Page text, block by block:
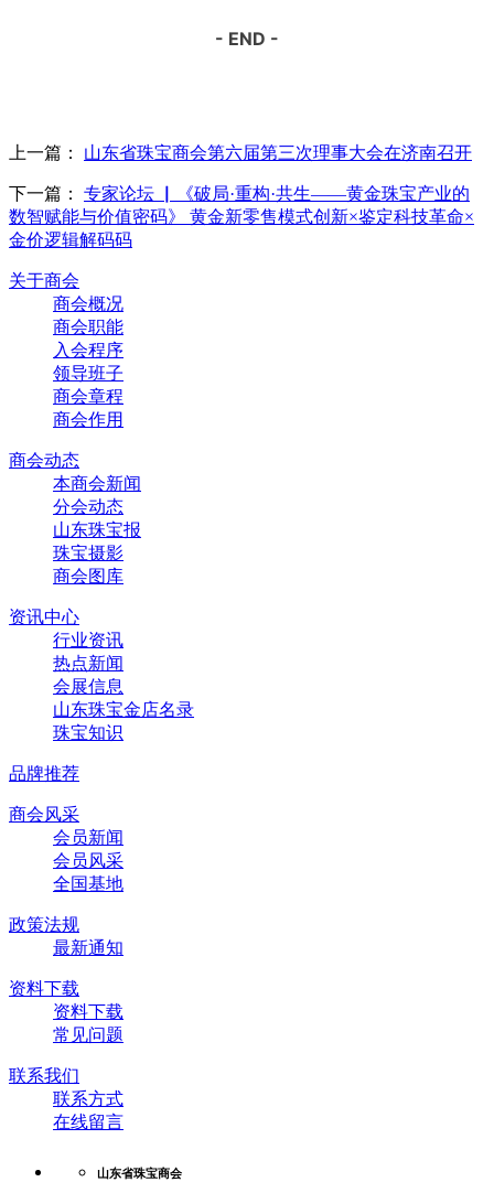
- END -
上一篇： 山东省珠宝商会第六届第三次理事大会在济南召开
下一篇： 专家论坛 ▏《破局·重构·共生——黄金珠宝产业的
数智赋能与价值密码》 黄金新零售模式创新×鉴定科技革命×
金价逻辑解码码
关于商会
商会概况
商会职能
入会程序
领导班子
商会章程
商会作用
商会动态
本商会新闻
分会动态
山东珠宝报
珠宝摄影
商会图库
资讯中心
行业资讯
热点新闻
会展信息
山东珠宝金店名录
珠宝知识
品牌推荐
商会风采
会员新闻
会员风采
全国基地
政策法规
最新通知
资料下载
资料下载
常见问题
联系我们
联系方式
在线留言
山东省珠宝商会